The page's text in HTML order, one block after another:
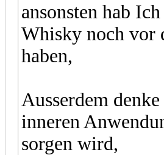
ansonsten hab
Whisky noch vor
haben,
Ausserdem
inneren
sorgen wird,